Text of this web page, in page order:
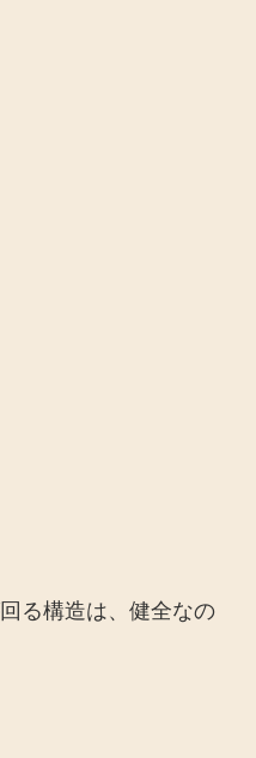
る構造は、健全なの